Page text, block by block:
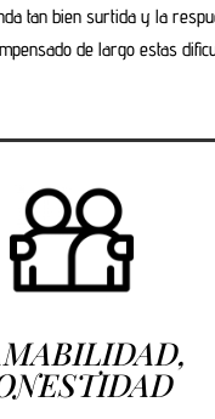
tan bien surtida y la
de largo estas